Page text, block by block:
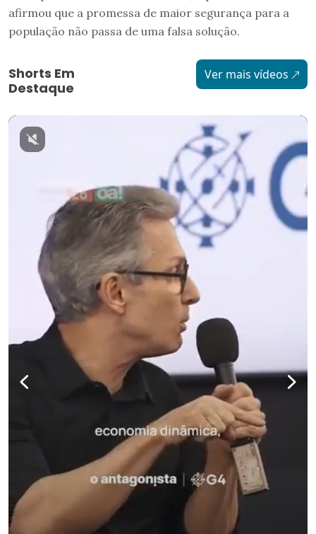
afirmou que a promessa de maior segurança para a
população não passa de uma falsa solução.
Shorts Em
Destaque
Ver mais vídeos